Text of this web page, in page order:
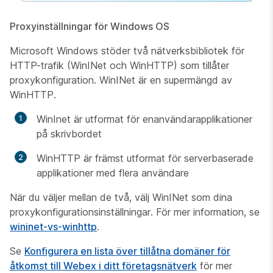
Proxyinställningar för Windows OS
Microsoft Windows stöder två nätverksbibliotek för
HTTP-trafik (WinINet och WinHTTP) som tillåter
proxykonfiguration. WinINet är en supermängd av
WinHTTP.
WinInet är utformat för enanvändarapplikationer
på skrivbordet
WinHTTP är främst utformat för serverbaserade
applikationer med flera användare
När du väljer mellan de två, välj WinINet som dina
proxykonfigurationsinställningar. För mer information, se
wininet-vs-winhttp.
Se Konfigurera en lista över tillåtna domäner för
åtkomst till Webex i ditt företagsnätverk för mer